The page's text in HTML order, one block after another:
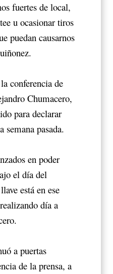
fuertes de local,
u ocasionar tiros
puedan causarnos
conferencia de
Chumacero,
para declarar
semana pasada.
en poder
el día del
está en ese
día a
a puertas
de la prensa, a